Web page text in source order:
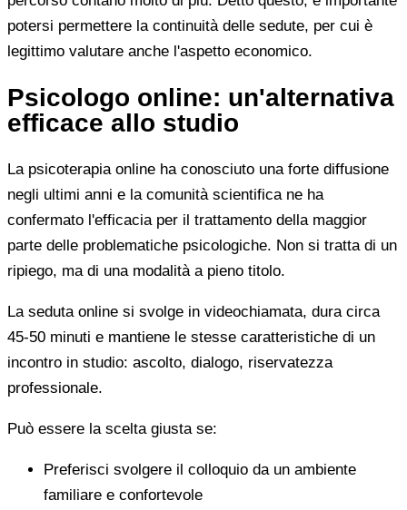
potersi permettere la continuità delle sedute, per cui è
legittimo valutare anche l'aspetto economico.
Psicologo online: un'alternativa
efficace allo studio
La psicoterapia online ha conosciuto una forte diffusione
negli ultimi anni e la comunità scientifica ne ha
confermato l'efficacia per il trattamento della maggior
parte delle problematiche psicologiche. Non si tratta di un
ripiego, ma di una modalità a pieno titolo.
La seduta online si svolge in videochiamata, dura circa
45-50 minuti e mantiene le stesse caratteristiche di un
incontro in studio: ascolto, dialogo, riservatezza
professionale.
Può essere la scelta giusta se:
Preferisci svolgere il colloquio da un ambiente
familiare e confortevole